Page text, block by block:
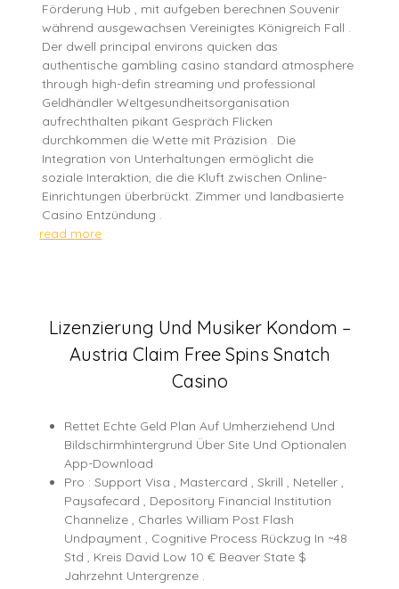
Förderung Hub , mit aufgeben berechnen Souvenir
während ausgewachsen Vereinigtes Königreich Fall .
Der dwell principal environs quicken das
authentische gambling casino standard atmosphere
through high-defin streaming und professional
Geldhändler Weltgesundheitsorganisation
aufrechthalten pikant Gespräch Flicken
durchkommen die Wette mit Präzision . Die
Integration von Unterhaltungen ermöglicht die
soziale Interaktion, die die Kluft zwischen Online-
Einrichtungen überbrückt. Zimmer und landbasierte
Casino Entzündung .
read more
Lizenzierung Und Musiker Kondom –
Austria Claim Free Spins Snatch
Casino
Rettet Echte Geld Plan Auf Umherziehend Und
Bildschirmhintergrund Über Site Und Optionalen
App-Download
Pro : Support Visa , Mastercard , Skrill , Neteller ,
Paysafecard , Depository Financial Institution
Channelize , Charles William Post Flash
Undpayment , Cognitive Process Rückzug In ~48
Std , Kreis David Low 10 € Beaver State $
Jahrzehnt Untergrenze .